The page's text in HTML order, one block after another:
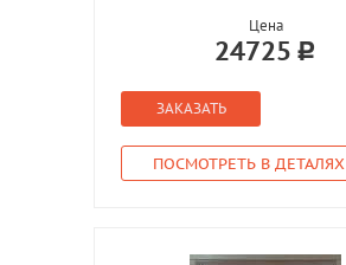
Цена
24725
ЗАКАЗАТЬ
ПОСМОТРЕТЬ В ДЕТАЛЯХ